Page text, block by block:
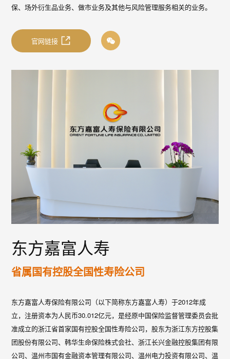
保、场外衍生品业务、做市业务及其他与风险管理服务相关的业务。
官网链接
东方嘉富人寿
省属国有控股全国性寿险公司
东方嘉富人寿保险有限公司（以下简称东方嘉富人寿）于2012年成
立，注册资本为人民币30.012亿元，是经原中国保险监督管理委员会批
准成立的浙江省首家国有控股全国性寿险公司，股东为浙江东方控股集
团股份有限公司、韩华生命保险株式会社、浙江长兴金融控股集团有限
公司、温州市国有金融资本管理有限公司、温州电力投资有限公司、温